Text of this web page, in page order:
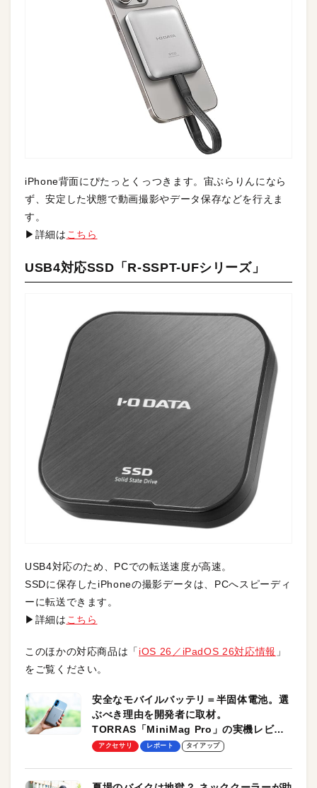
iPhone背面にぴたっとくっつきます。宙ぶらりんになら
ず、安定した状態で動画撮影やデータ保存などを行えま
す。
▶詳細はこちら
USB4対応SSD「R-SSPT-UFシリーズ」
USB4対応のため、PCでの転送速度が高速。
SSDに保存したiPhoneの撮影データは、PCへスピーディ
ーに転送できます。
▶詳細は こちら
このほかの対応商品は「 iOS 26／iPadOS 26対応情報 」
をご覧ください。
安全なモバイルバッテリ＝半固体電池。選
ぶべき理由を開発者に取材。
TORRAS「MiniMag Pro」の実機レビュ
ーも
アクセサリ レポート タイアップ